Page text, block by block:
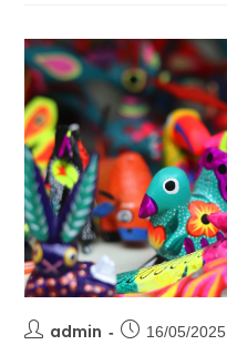
admin 16/05/2025